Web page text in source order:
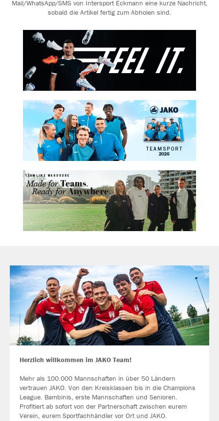
Mail/WhatsApp/SMS von Intersport Eckmann eine kurze Nachricht,
sobald die Artikel fertig zum Abholen sind.
Herzlich willkommen im JAKO Team!
Mehr als 100.000 Mannschaften in über 50 Ländern
vertrauen JAKO. Von den Kreisklassen bis in die Champions
League. Bambinis, erste Mannschaften und Senioren.
Profitiert ab sofort von der Partnerschaft zwischen eurem
Verein, eurem Sportfachhändler vor Ort und JAKO.